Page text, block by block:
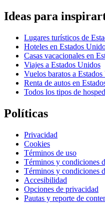
Ideas para
Lugares turísticos de
Hoteles en Estados
Casas vacacionales en
Viajes a Estados Unidos
Vuelos baratos a
Renta de autos en
Todos los tipos de
Políticas
Privacidad
Cookies
Términos de uso
Términos y condiciones
Términos y condiciones
Accesibilidad
Opciones de privacidad
Pautas y reporte de